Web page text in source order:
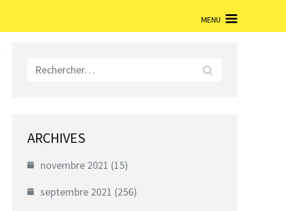
MENU
Rechercher :
ARCHIVES
novembre 2021 (15)
septembre 2021 (256)